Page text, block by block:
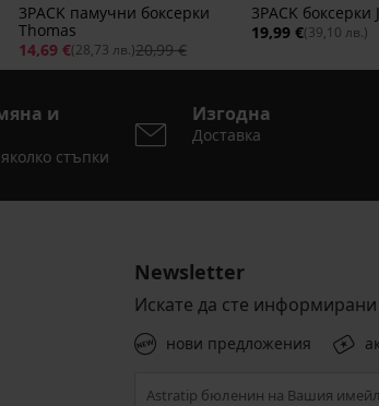
3PACK памучни боксерки
Thomas
14,69 €(28,73 лв.)20,99 €
3PACK боксерки
19,99 €(39,10 лв.)
и
стъпки
Изгодна
Доставка
Newsletter
Искате да сте
нови предложения